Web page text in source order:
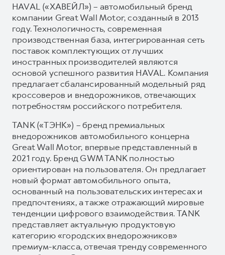
HAVAL («ХАВЕЙЛ») – автомобильный бренд
компании Great Wall Motor, созданный в 2013
году. Технологичность, современная
производственная база, интегрированная сеть
поставок комплектующих от лучших
иностранных производителей являются
основой успешного развития HAVAL. Компания
предлагает сбалансированный модельный ряд
кроссоверов и внедорожников, отвечающих
потребностям российского потребителя.
TANK («ТЭНК») – бренд премиальных
внедорожников автомобильного концерна
Great Wall Motor, впервые представленный в
2021 году. Бренд GWM TANK полностью
ориентирован на пользователя. Он предлагает
новый формат автомобильного опыта,
основанный на пользовательских интересах и
предпочтениях, а также отражающий мировые
тенденции цифрового взаимодействия. TANK
представляет актуальную продуктовую
категорию «городских внедорожников»
премиум-класса, отвечая тренду современного